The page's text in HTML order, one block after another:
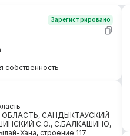
Зарегистрировано
собственность
САНДЫКТАУСКИЙ
С.О., С.БАЛКАШИНО,
Хана, строение 117